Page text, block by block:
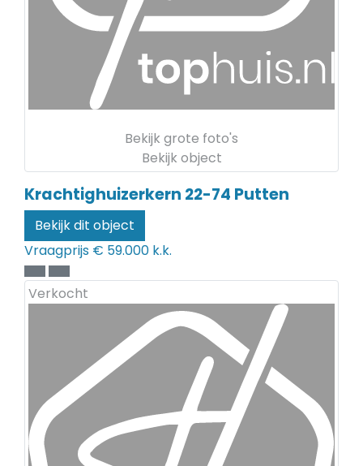
Bekijk grote foto's
Bekijk object
Krachtighuizerkern 22-74 Putten
Bekijk dit object
Vraagprijs € 59.000 k.k.
Verkocht